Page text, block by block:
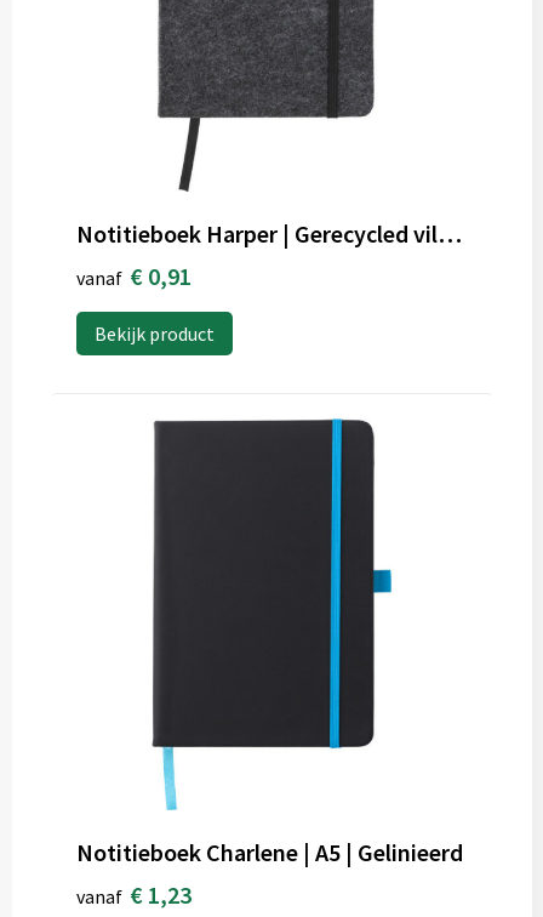
Notitieboek Harper | Gerecycled vilt | A5 | Gelijnd
vanaf € 0,91
Bekijk product
Notitieboek Charlene | A5 | Gelinieerd
vanaf € 1,23